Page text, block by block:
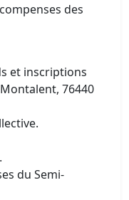
des
et inscriptions
76440
du Semi-